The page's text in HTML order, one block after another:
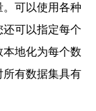
可以使用各种
可以指定每个
地化为每个数
有数据集具有